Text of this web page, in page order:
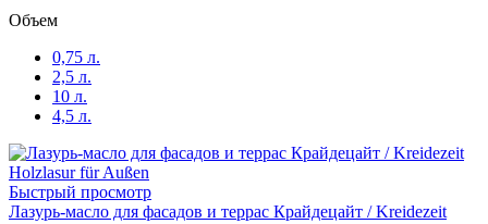
Объем
0,75 л.
2,5 л.
10 л.
4,5 л.
Быстрый просмотр
Лазурь-масло для фасадов и террас Крайдецайт / Kreidezeit